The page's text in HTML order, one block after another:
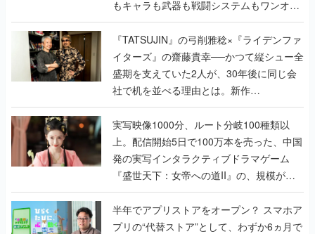
もキャラも武器も戦闘システムもワンオフ
で作り込まれた理由を両ディレクターに聞
く
『TATSUJIN』の弓削雅稔×『ライデンファ
イターズ』の齋藤貴幸──かつて縦シュー全
盛期を支えていた2人が、30年後に同じ会
社で机を並べる理由とは。新作
『TATSUJIN EXTREME』で初タッグを組
んだレジェンド2人に訊く開発秘話
実写映像1000分、ルート分岐100種類以
上。配信開始5日で100万本を売った、中国
発の実写インタラクティブドラマゲーム
『盛世天下：女帝への道II』の、規模が違
うこだわりをプロデューサーに聞いた
半年でアプリストアをオープン？ スマホア
プリの“代替ストア”として、わずか6ヵ月で